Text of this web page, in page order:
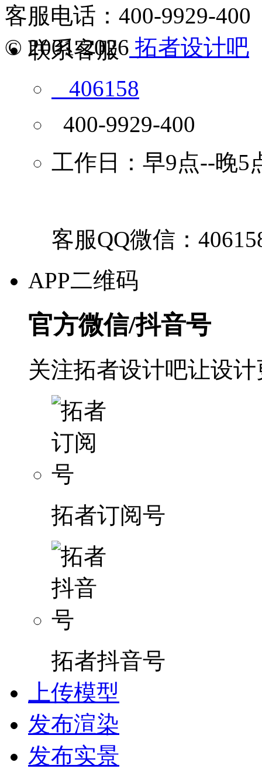
客服电话：400-9929-400
© 2001-2026 拓者设计吧
联系客服
406158
400-9929-400
工作日：早9点--晚5
客服QQ微信：
APP二维码
官方微信/抖音号
关注拓者设计吧让设
拓者订阅号
拓者抖音号
上传模型
发布渲染
发布实景